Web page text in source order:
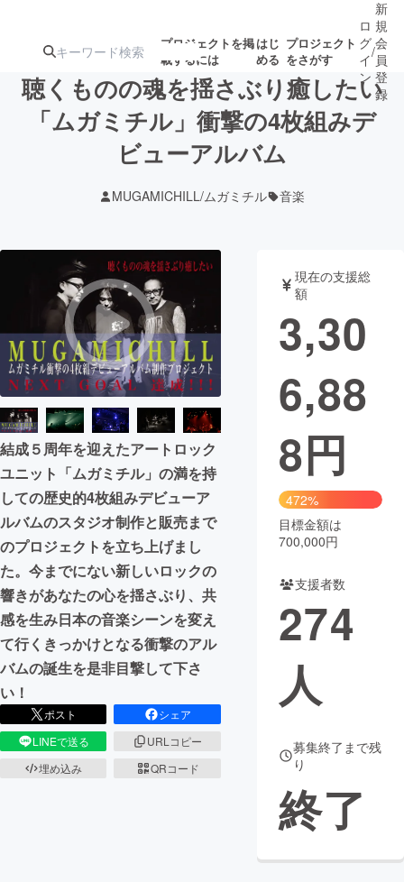
プロジェクトを掲
載するには
はじ
める
プロジェクト
をさがす
注目の新着プロ募集終了が近いプ
テクノロジー・ガジェット
映像・映画 書籍・雑誌
ビジネス・起業 チャレンジ
まちづくり・地域活性化
CAMPFIRE for Social Good
CAMPFIRE Creation
CAMPFIREふるさと納税machi-ya コミュニティ
ロ
グ
イ
ン
/
新
規
会
員
登
録
聴くものの魂を揺さぶり癒したい
「ムガミチル」衝撃の4枚組みデ
ビューアルバム
MUGAMICHILL/ムガミチル 音楽
結成５周年を迎えたアートロック
ユニット「ムガミチル」の満を持
しての歴史的4枚組みデビューア
ルバムのスタジオ制作と販売まで
のプロジェクトを立ち上げまし
た。今までにない新しいロックの
響きがあなたの心を揺さぶり、共
感を生み日本の音楽シーンを変え
て行くきっかけとなる衝撃のアル
バムの誕生を是非目撃して下さ
い！
ポスト
シェア
LINEで送る
URLコピー
埋め込み
QRコード
現在の支援総
額
3,30
6,88
8円
472%
目標金額は
700,000円
支援者数
274
人
募集終了まで残
り
終了